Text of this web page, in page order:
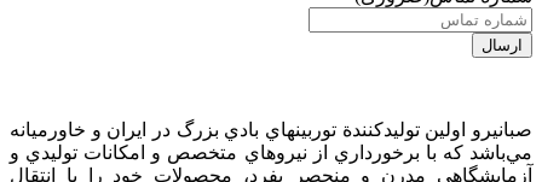
صبانيرو اولين توليدكنندة توربينهاي بادي بزرگ در ايران و خاورميانه
مي‌باشد كه با برخورداري از نيروهاي متخصص و امكانات توليدي و
آزمايشگاهي مدرن و منحصر بفرد، محصولات خود را با انتقال